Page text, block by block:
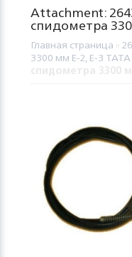
Attachment:
спидометра
Главная страница
3300 мм Е-2, Е-3 TATA»